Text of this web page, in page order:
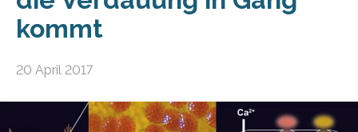
kommt
20 April 2017